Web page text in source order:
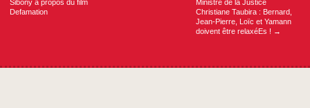
Sibony à propos du film
Defamation
Ministre de la Justice
Christiane Taubira : Bernard,
Jean-Pierre, Loïc et Yamann
doivent être relaxéEs ! →